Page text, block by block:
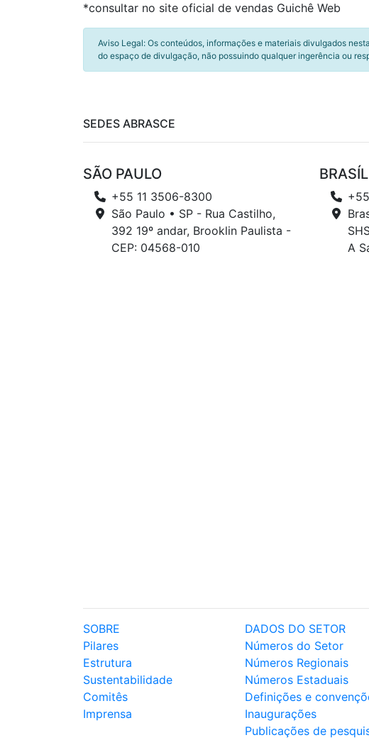
*consultar no site oficial de vendas Guichê Web
Aviso Legal: Os conteúdos, informações e materiais divulgados
do espaço de divulgação, não possuindo qualquer ingerência ou
SEDES ABRASCE
SÃO PAULO
+55 11 3506-8300
São Paulo • SP - Rua Castilho,
392 19º andar, Brooklin Paulista -
CEP: 04568-010
A
SOBRE
Pilares
Estrutura
Sustentabilidade
Comitês
Imprensa
DADOS DO SETOR
Números do Setor
Números Regionais
Números Estaduais
Definições e
Inaugurações
Publicações de